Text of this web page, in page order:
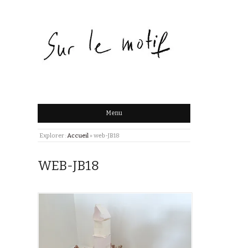
Menu
Explorer :Accueil » web-JB18
WEB-JB18